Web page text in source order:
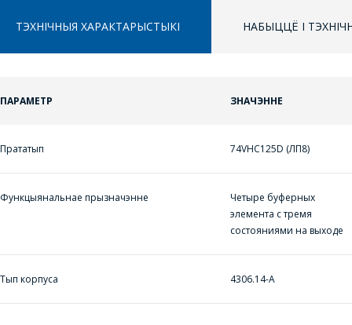
ТЭХНІЧНЫЯ ХАРАКТАРЫСТЫКІ НАБЫЦЦЁ І
ПАРАМЕТР ЗНАЧЭННЕ
Прататып 74VHC125D (ЛП8)
Функцыянальнае прызначэнне
Четыре буферных
элемента с тремя
состояниями на выходе
Тып корпуса 4306.14-А
КАМПАНІІ З
РАДАСЦЮ
АДКАЖУЦЬ НА
ВАШЫ ПЫТАННІ,
РАЗЛІЧАЦЬ
КОШТ ПАСЛУГ І
ПАДРЫХТУЮЦЬ